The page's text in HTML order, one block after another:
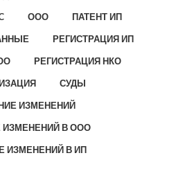
ООО
ПАТЕНТ ИП
РЕГИСТРАЦИЯ ИП
РЕГИСТРАЦИЯ НКО
СУДЫ
ИЗМЕНЕНИЙ
ИЗМЕНЕНИЙ В ООО
ИЗМЕНЕНИЙ В ИП